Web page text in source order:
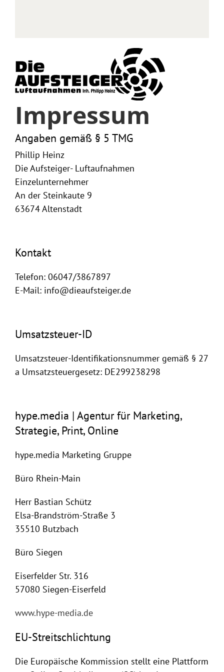
Impressum
Angaben gemäß § 5 TMG
Phillip Heinz
Die Aufsteiger- Luftaufnahmen
Einzelunternehmer
An der Steinkaute 9
63674 Altenstadt
Kontakt
Telefon: 06047/3867897
E-Mail: info@dieaufsteiger.de
Umsatzsteuer-ID
Umsatzsteuer-Identifikationsnummer gemäß § 27
a Umsatzsteuergesetz: DE299238298
hype.media | Agentur für Marketing,
Strategie, Print, Online
hype.media Marketing Gruppe
Büro Rhein-Main
Herr Bastian Schütz
Elsa-Brandström-Straße 3
35510 Butzbach
Büro Siegen
Eiserfelder Str. 316
57080 Siegen-Eiserfeld
www.hype-media.de
EU-Streitschlichtung
Die Europäische Kommission stellt eine Plattform